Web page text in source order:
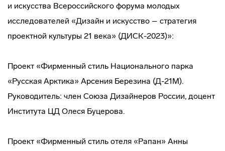
и искусства Всероссийского форума молодых
исследователей «Дизайн и искусство – стратегия
проектной культуры 21 века» (ДИСК-2023)»:
Проект «Фирменный стиль Национального парка
«Русская Арктика» Арсения Березина (Д-21М).
Руководитель: член Союза Дизайнеров России, доцент
Института ЦД Олеся Буцерова.
Проект «Фирменный стиль отеля «Рапан» Анны